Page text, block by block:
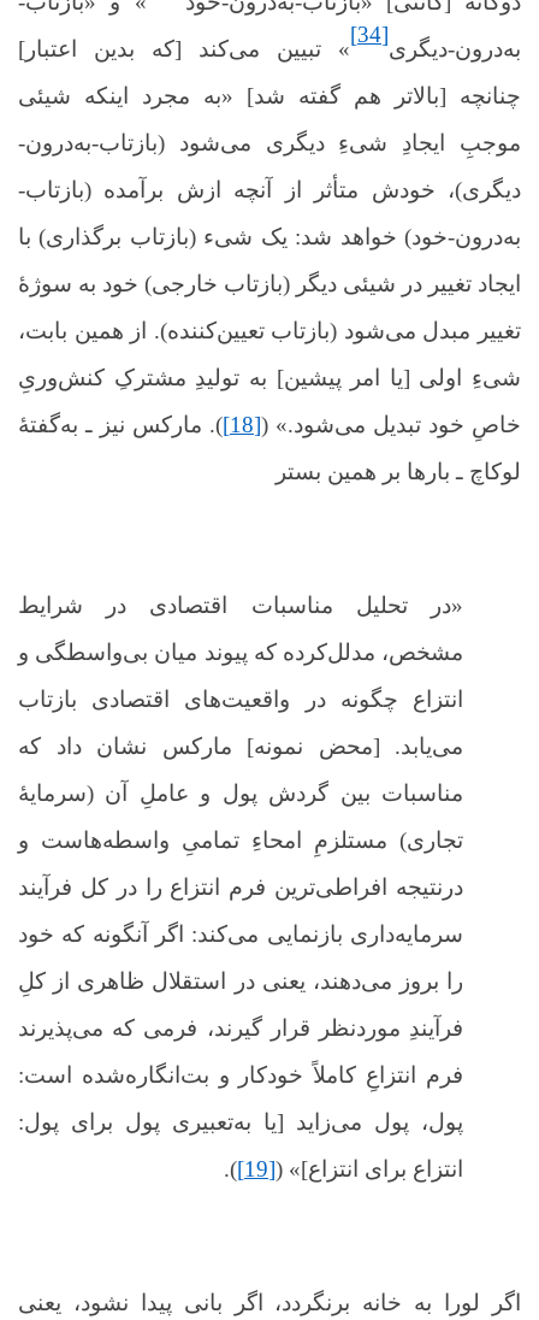
به‌درون-دیگری
[34]
» تبیین می‌کند [که بدین اعتبار]
چنانچه [بالاتر هم گفته شد] «به مجرد اینکه شیئی
موجبِ ایجادِ شیءِ دیگری می‌شود (بازتاب-به‌درون-
دیگری)، خودش متأثر از آنچه ازش برآمده (بازتاب-
به‌درون-خود) خواهد شد: یک شیء (بازتاب برگذاری) با
ایجاد تغییر در شیئی دیگر (بازتاب خارجی) خود به سوژۀ
تغییر مبدل می‌شود (بازتاب تعیین‌کننده). از همین بابت،
شیءِ اولی [یا امر پیشین] به تولیدِ مشترکِ کنش‌وریِ
خاصِ خود تبدیل می‌شود.» ([18]
). مارکس نیز ـ به‌گفتۀ
لوکاچ ـ بارها بر همین بستر
«در تحلیل مناسبات اقتصادی در شرایط
مشخص، مدلل‌کرده که پیوند میان بی‌واسطگی و
انتزاع چگونه در واقعیت‌های اقتصادی بازتاب
می‌یابد. [محض نمونه] مارکس نشان داد که
مناسبات بین گردش پول و عاملِ آن (سرمایۀ
تجاری) مستلزمِ امحاءِ تمامیِ واسطه‌هاست و
درنتیجه افراطی‌ترین فرم انتزاع را در کل فرآیند
سرمایه‌داری بازنمایی می‌کند: اگر آنگونه که خود
را بروز می‌دهند، یعنی در استقلال ظاهری از کلِ
فرآیندِ موردنظر قرار گیرند، فرمی که می‌پذیرند
فرم انتزاعِ کاملاً خودکار و بت‌انگاره‌شده است:
پول، پول می‌زاید [یا به‌تعبیری پول برای پول:
انتزاع برای انتزاع]» ([19]
).
اگر لورا به خانه برنگردد، اگر بانی پیدا نشود، یعنی